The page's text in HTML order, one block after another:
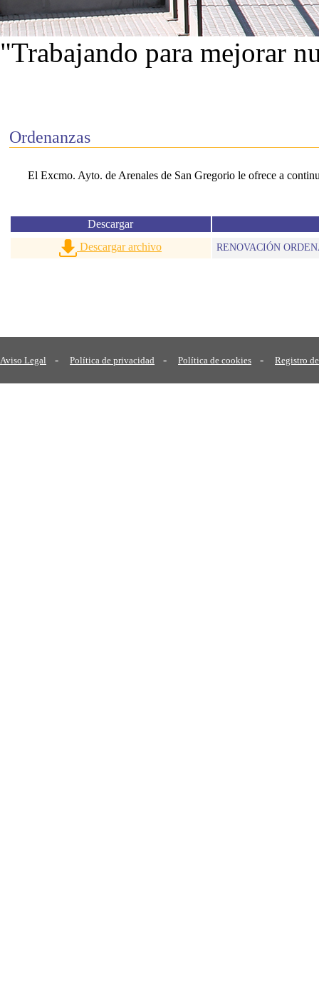
"Trabajando para mejorar
Ordenanzas
El Excmo. Ayto. de Arenales de San Gregorio le ofrece a
Descargar
Descargar archivo
RENOVACIÓN
Aviso Legal - Política de privacidad - Política de cookies - Registro